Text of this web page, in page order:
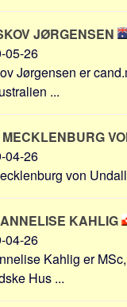
JØRGENSEN
05-26
Jørgensen er
...
MECKLENBURG
04-26
von
KAHLIG
04-26
Kahlig er
Hus ...